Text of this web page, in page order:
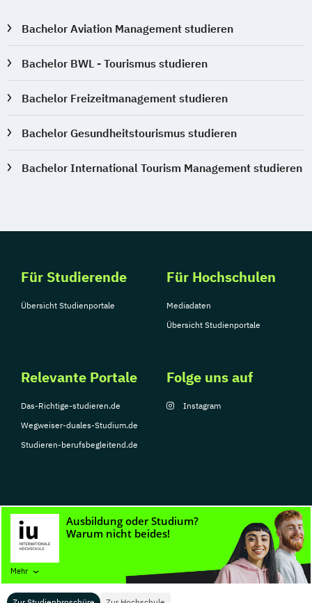
Mehr
Bachelor Aviation Management studieren
Bachelor BWL - Tourismus studieren
Bachelor Freizeitmanagement studieren
Bachelor Gesundheitstourismus studieren
Bachelor International Tourism Management studieren
Für Studierende
Übersicht Studienportale
Für Hochschulen
Mediadaten
Übersicht Studienportale
Relevante Portale
Das-Richtige-studieren.de
Wegweiser-duales-Studium.de
Studieren-berufsbegleitend.de
Folge uns auf
Instagram
© Copyright 2026, TarGroup Media GmbH
Nutzungsbedingungen